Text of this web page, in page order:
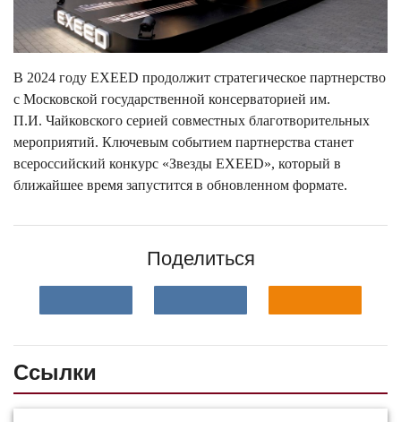
В 2024 году EXEED продолжит стратегическое партнерство
с Московской государственной консерваторией им.
П.И. Чайковского серией совместных благотворительных
мероприятий. Ключевым событием партнерства станет
всероссийский конкурс «Звезды EXEED», который в
ближайшее время запустится в обновленном формате.
Поделиться
Ссылки